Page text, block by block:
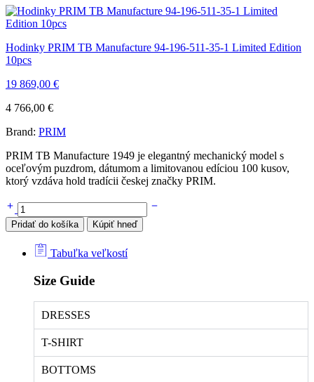
Hodinky PRIM TB Manufacture 94-196-511-35-1 Limited Edition
10pcs
19 869,00 €
4 766,00 €
Brand: PRIM
PRIM TB Manufacture 1949 je elegantný mechanický model s
oceľovým puzdrom, dátumom a limitovanou edíciou 100 kusov,
ktorý vzdáva hold tradícii českej značky PRIM.
Hodinky
PRIM
TB
Manufacture
1949
Limited
100pcs
Pridať do košíka Kúpiť hneď
Tabuľka veľkostí
Size Guide
DRESSES
T-SHIRT
BOTTOMS